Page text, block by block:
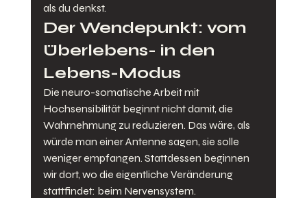
als du denkst.
Der Wendepunkt: vom
Überlebens- in den
Lebens-Modus
Die neuro-somatische Arbeit mit
Hochsensibilität beginnt nicht damit, die
Wahrnehmung zu reduzieren. Das wäre, als
würde man einer Antenne sagen, sie solle
weniger empfangen. Stattdessen beginnen
wir dort, wo die eigentliche Veränderung
stattfindet: beim Nervensystem.